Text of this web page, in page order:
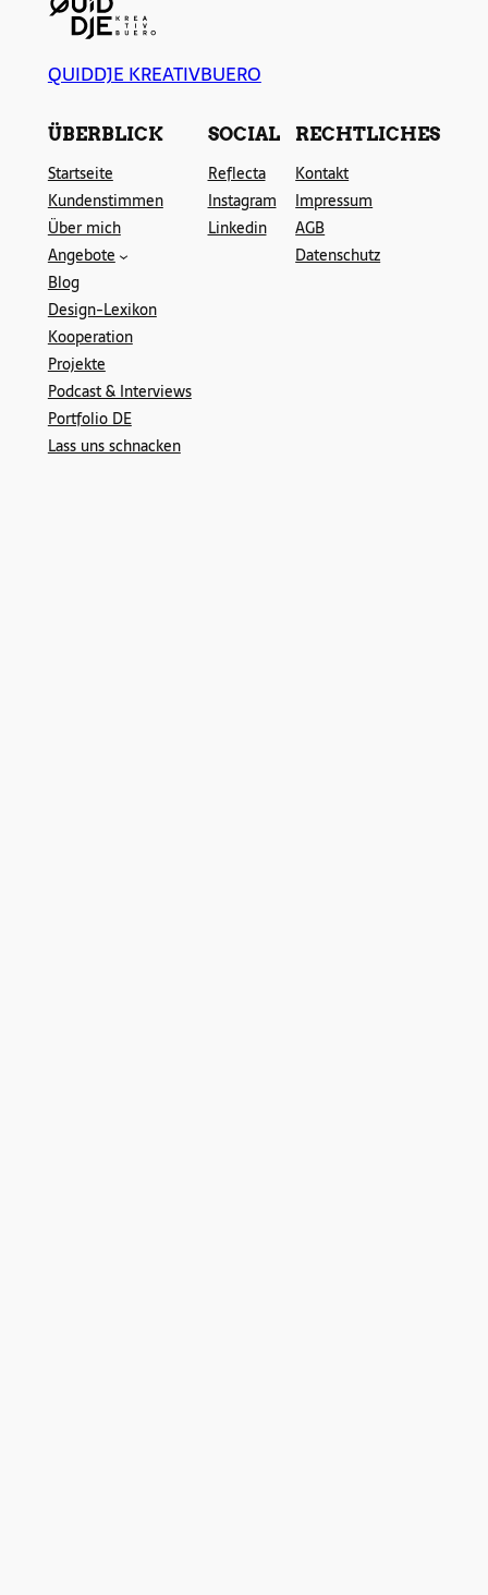
QUIDDJE KREATIVBUERO
ÜBERBLICK
Startseite
Kundenstimmen
Über mich
Angebote
Blog
Design-Lexikon
Kooperation
Projekte
Podcast & Interviews
Portfolio DE
Lass uns schnacken
SOCIAL
Reflecta
Instagram
Linkedin
RECHTLICHES
Kontakt
Impressum
AGB
Datenschutz